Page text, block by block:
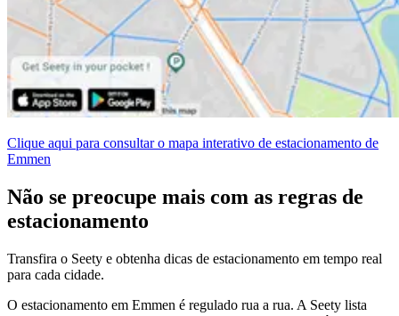
Clique aqui para consultar o mapa interativo de estacionamento de
Emmen
Não se preocupe mais com as regras de
estacionamento
Transfira o Seety e obtenha dicas de estacionamento em tempo real
para cada cidade.
O estacionamento em Emmen é regulado rua a rua. A Seety lista